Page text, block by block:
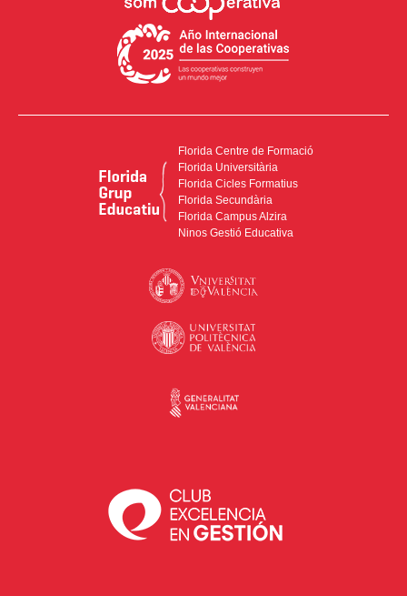
Florida Centre de Formació
Florida Universitària
Florida Cicles Formatius
Florida Secundària
Florida Campus Alzira
Ninos Gestió Educativa